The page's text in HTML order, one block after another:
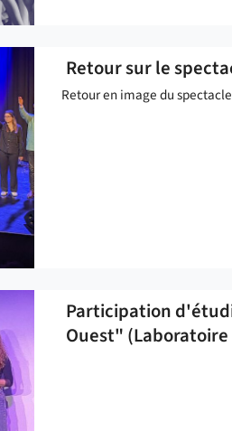
Retour sur le
Retour en image du
Participation
Ouest" (Laboratoire